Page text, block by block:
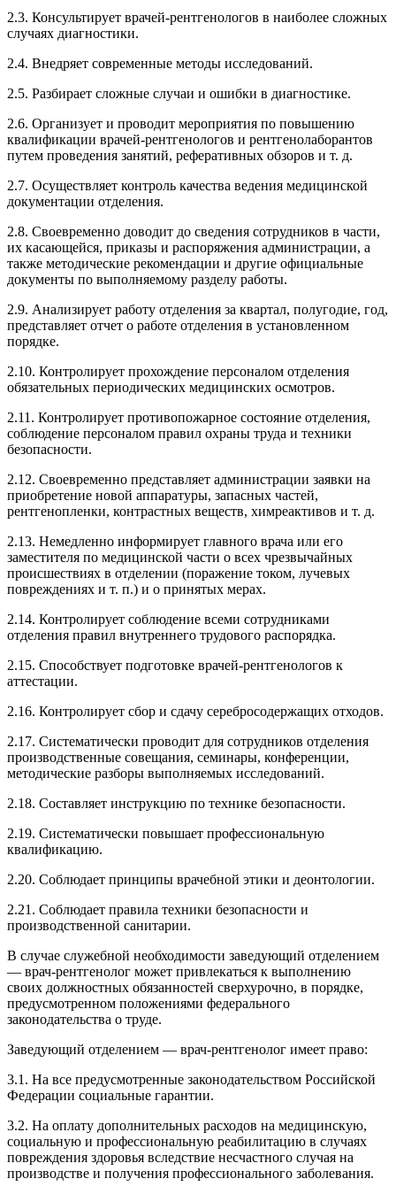
2.3. Консультирует врачей-рентгенологов в наиболее сложных
случаях диагностики.
2.4. Внедряет современные методы исследований.
2.5. Разбирает сложные случаи и ошибки в диагностике.
2.6. Организует и проводит мероприятия по повышению
квалификации врачей-рентгенологов и рентгенолаборантов
путем проведения занятий, реферативных обзоров и т. д.
2.7. Осуществляет контроль качества ведения медицинской
документации отделения.
2.8. Своевременно доводит до сведения сотрудников в части,
их касающейся, приказы и распоряжения администрации, а
также методические рекомендации и другие официальные
документы по выполняемому разделу работы.
2.9. Анализирует работу отделения за квартал, полугодие, год,
представляет отчет о работе отделения в установленном
порядке.
2.10. Контролирует прохождение персоналом отделения
обязательных периодических медицинских осмотров.
2.11. Контролирует противопожарное состояние отделения,
соблюдение персоналом правил охраны труда и техники
безопасности.
2.12. Своевременно представляет администрации заявки на
приобретение новой аппаратуры, запасных частей,
рентгенопленки, контрастных веществ, химреактивов и т. д.
2.13. Немедленно информирует главного врача или его
заместителя по медицинской части о всех чрезвычайных
происшествиях в отделении (поражение током, лучевых
повреждениях и т. п.) и о принятых мерах.
2.14. Контролирует соблюдение всеми сотрудниками
отделения правил внутреннего трудового распорядка.
2.15. Способствует подготовке врачей-рентгенологов к
аттестации.
2.16. Контролирует сбор и сдачу серебросодержащих отходов.
2.17. Систематически проводит для сотрудников отделения
производственные совещания, семинары, конференции,
методические разборы выполняемых исследований.
2.18. Составляет инструкцию по технике безопасности.
2.19. Систематически повышает профессиональную
квалификацию.
2.20. Соблюдает принципы врачебной этики и деонтологии.
2.21. Соблюдает правила техники безопасности и
производственной санитарии.
В случае служебной необходимости заведующий отделением
— врач-рентгенолог может привлекаться к выполнению
своих должностных обязанностей сверхурочно, в порядке,
предусмотренном положениями федерального
законодательства о труде.
Заведующий отделением — врач-рентгенолог имеет право:
3.1. На все предусмотренные законодательством Российской
Федерации социальные гарантии.
3.2. На оплату дополнительных расходов на медицинскую,
социальную и профессиональную реабилитацию в случаях
повреждения здоровья вследствие несчастного случая на
производстве и получения профессионального заболевания.